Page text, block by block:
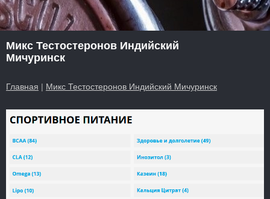
Микс Тестостеронов Индийский
Мичуринск
Главная | Микс Тестостеронов Индийский Мичуринск